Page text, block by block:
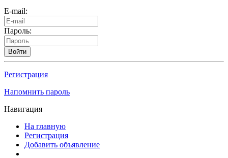
E-mail:
Пароль:
Войти
Регистрация
Напомнить пароль
Навигация
На главную
Регистрация
Добавить объявление